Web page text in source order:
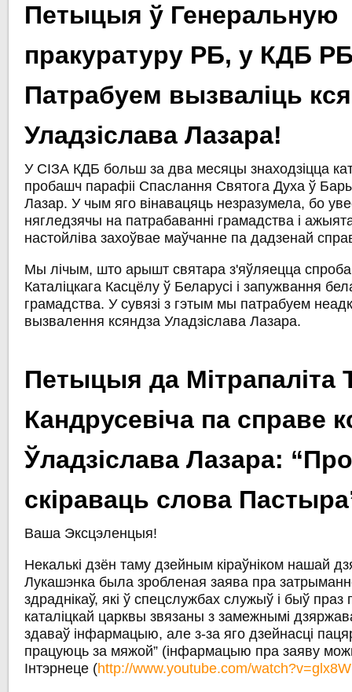
Петыцыя ў Генеральную
пракуратуру РБ, у КДБ
Патрабуем вызваліць
Уладзіслава Лазара!
У СІЗА КДБ больш за два месяцы знаходзіцца
пробашч парафіі Спаслання Святога Духа ў
Лазар. У чым яго вінавацяць незразумела, бо
нягледзячы на патрабаванні грамадства і
настойліва захоўвае маўчанне па дадзенай
Мы лічым, што арышт святара з'яўляецца
Каталіцкага Касцёлу ў Беларусі і запужвання
грамадства. У сувязі з гэтым мы патрабуем
вызвалення ксяндза Уладзіслава Лазара.
Петыцыя да Мітрапаліта
Кандрусевіча па справе
Ўладзіслава Лазара:
скіраваць слова
Ваша Эксцэленцыя!
Некалькі дзён таму дзейным кіраўніком нашай
Лукашэнка была зробленая заява пра
здраднікаў, які ў спецслужбах служыў і быў праз
каталіцкай царквы звязаны з замежнымі
здаваў інфармацыю, але з-за яго дзейнасці
працуюць за мяжой” (інфармацыю пра заяву
Інтэрнеце (http://www.youtube.com/